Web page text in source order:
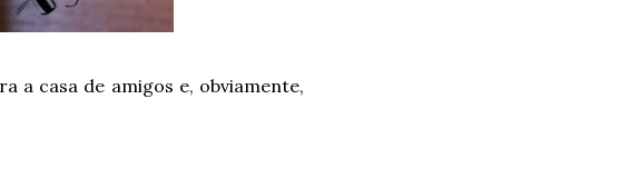
a casa de amigos e, obviamente,